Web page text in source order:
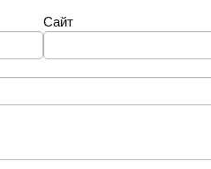
Сайт